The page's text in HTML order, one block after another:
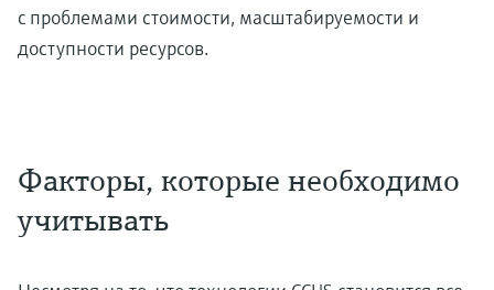
с проблемами стоимости, масштабируемости и
доступности ресурсов.
Факторы, которые необходимо
учитывать